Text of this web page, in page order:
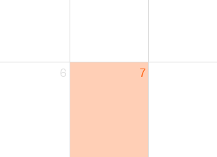
6 7